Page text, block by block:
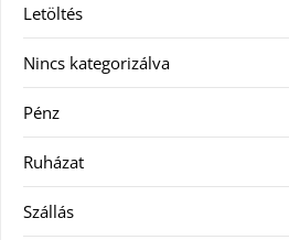
Letöltés
Nincs kategorizálva
Pénz
Ruházat
Szállás